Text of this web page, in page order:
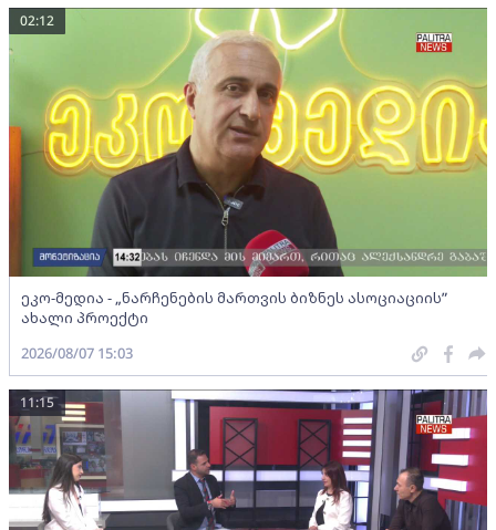
ეკო-მედია - „ნარჩენების მართვის ბიზნეს ასოციაციის”
ახალი პროექტი
02:12
2026/08/07 15:03
11:15